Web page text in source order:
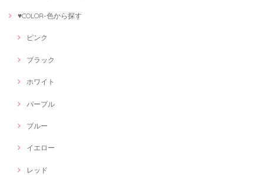
♥COLOR-色から探す
ピンク
ブラック
ホワイト
パープル
ブルー
イエロー
レッド